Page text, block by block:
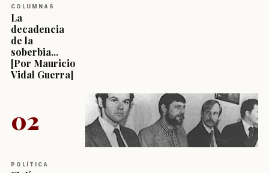
COLUMNAS
La
decadencia
de la
soberbia...
[Por Mauricio
Vidal Guerra]
02
POLÍTICA